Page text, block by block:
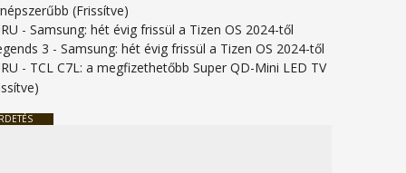
(Frissítve)
-Samsung: hét évig frissül a Tizen OS 2024-től
3 -Samsung: hét évig frissül a Tizen OS 2024-től
- TCL C7L: a megfizethetőbb Super QD-Mini LED TV